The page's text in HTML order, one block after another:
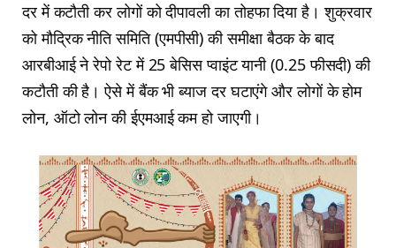
दर में कटौती कर लोगों को दीपावली का तोहफा दिया है। शुक्रवार
को मौद्रिक नीति समिति (एमपीसी) की समीक्षा बैठक के बाद
आरबीआई ने रेपो रेट में 25 बेसिस प्वाइंट यानी (0.25 फीसदी) की
कटौती की है। ऐसे में बैंक भी ब्याज दर घटाएंगे और लोगों के होम
लोन, ऑटो लोन की ईएमआई कम हो जाएगी।